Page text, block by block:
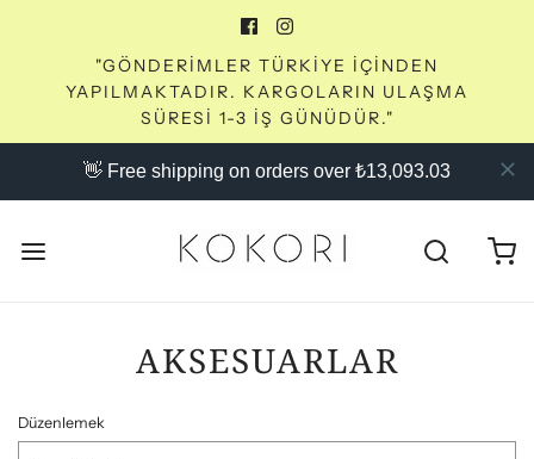
"GÖNDERİMLER TÜRKİYE İÇİNDEN
YAPILMAKTADIR. KARGOLARIN ULAŞMA
SÜRESİ 1-3 İŞ GÜNÜDÜR."
👋 Free shipping on orders over ₺13,093.03
AKSESUARLAR
Düzenlemek